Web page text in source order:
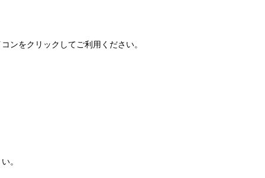
をクリックしてご利用ください。
。